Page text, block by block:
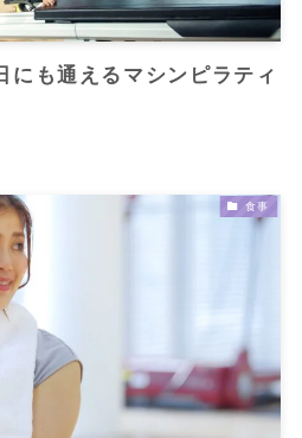
にも通えるマシンピラティ
食事